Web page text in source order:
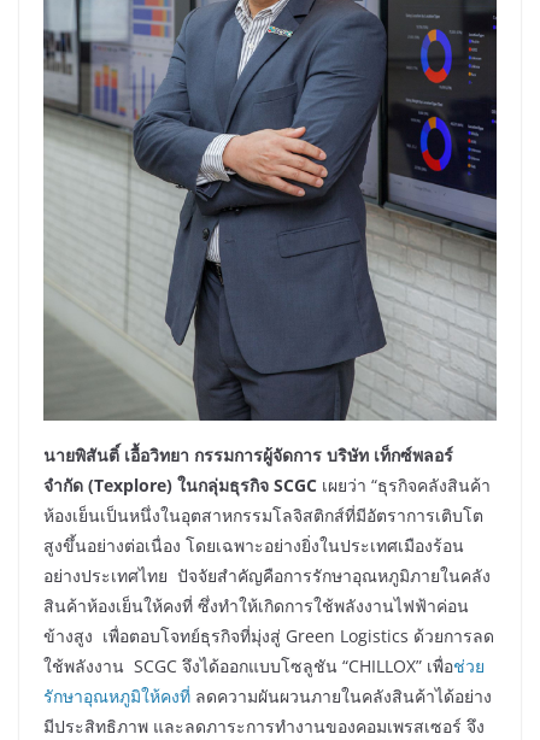
นายพิสันติ์ เอื้อวิทยา กรรมการผู้จัดการ บริษัท เท็กซ์พลอร์
จำกัด (Texplore) ในกลุ่มธุรกิจ SCGC เผยว่า “ธุรกิจคลังสินค้า
ห้องเย็นเป็นหนึ่งในอุตสาหกรรมโลจิสติกส์ที่มีอัตราการเติบโต
สูงขึ้นอย่างต่อเนื่อง โดยเฉพาะอย่างยิ่งในประเทศเมืองร้อน
อย่างประเทศไทย ปัจจัยสำคัญคือการรักษาอุณหภูมิภายในคลัง
สินค้าห้องเย็นให้คงที่ ซึ่งทำให้เกิดการใช้พลังงานไฟฟ้าค่อน
ข้างสูง เพื่อตอบโจทย์ธุรกิจที่มุ่งสู่ Green Logistics ด้วยการลด
ใช้พลังงาน SCGC จึงได้ออกแบบโซลูชัน “CHILLOX” เพื่อช่วย
รักษาอุณหภูมิให้คงที่ ลดความผันผวนภายในคลังสินค้าได้อย่าง
มีประสิทธิภาพ และลดภาระการทำงานของคอมเพรสเซอร์ จึง